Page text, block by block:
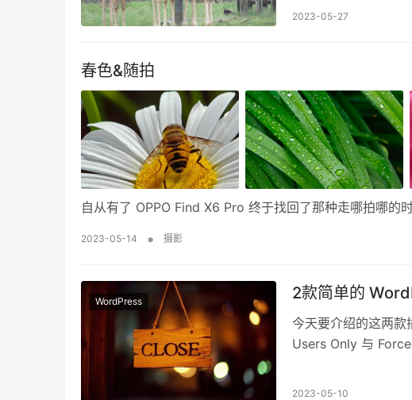
2023-05-27
春色&随拍
自从有了 OPPO Find X6 Pro 终于找回了那种走哪拍哪的
2023-05-14 • 摄影
WordPress 2款简单的
今天要介绍的这两
Users Only 与 Force
2023-05-10